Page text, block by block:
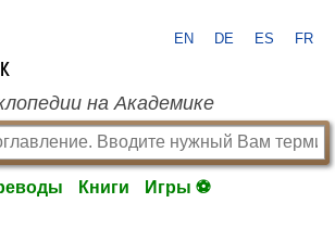
EN DE ES FR
на Академике
Книги Игры ⚽